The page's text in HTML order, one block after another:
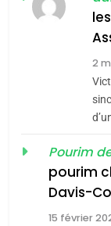
2
Pourim
pourim
Davis-
15 février